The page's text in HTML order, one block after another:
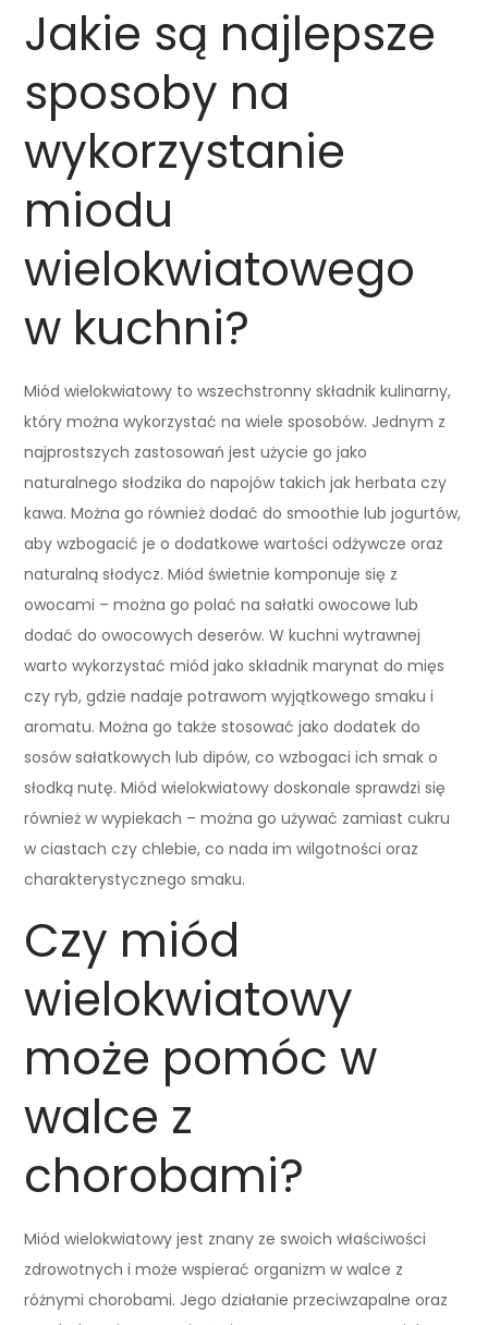
Jakie są najlepsze
sposoby na
wykorzystanie
miodu
wielokwiatowego
w kuchni?
Miód wielokwiatowy to wszechstronny składnik kulinarny,
który można wykorzystać na wiele sposobów. Jednym z
najprostszych zastosowań jest użycie go jako
naturalnego słodzika do napojów takich jak herbata czy
kawa. Można go również dodać do smoothie lub jogurtów,
aby wzbogacić je o dodatkowe wartości odżywcze oraz
naturalną słodycz. Miód świetnie komponuje się z
owocami – można go polać na sałatki owocowe lub
dodać do owocowych deserów. W kuchni wytrawnej
warto wykorzystać miód jako składnik marynat do mięs
czy ryb, gdzie nadaje potrawom wyjątkowego smaku i
aromatu. Można go także stosować jako dodatek do
sosów sałatkowych lub dipów, co wzbogaci ich smak o
słodką nutę. Miód wielokwiatowy doskonale sprawdzi się
również w wypiekach – można go używać zamiast cukru
w ciastach czy chlebie, co nada im wilgotności oraz
charakterystycznego smaku.
Czy miód
wielokwiatowy
może pomóc w
walce z
chorobami?
Miód wielokwiatowy jest znany ze swoich właściwości
zdrowotnych i może wspierać organizm w walce z
różnymi chorobami. Jego działanie przeciwzapalne oraz